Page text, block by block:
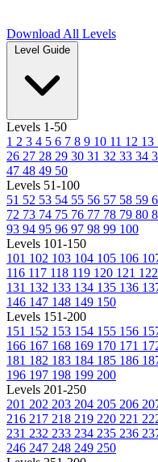
Download All Levels
Level Guide
Levels 1-50
1 2 3 4 5 6 7 8 9 10 11 12 13
26 27 28 29 30 31 32 33 34
47 48 49 50
Levels 51-100
51 52 53 54 55 56 57 58 59
72 73 74 75 76 77 78 79 80
93 94 95 96 97 98 99 100
Levels 101-150
101 102 103 104 105 106
116 117 118 119 120 121 122
131 132 133 134 135 136
146 147 148 149 150
Levels 151-200
151 152 153 154 155 156
166 167 168 169 170 171
181 182 183 184 185 186
196 197 198 199 200
Levels 201-250
201 202 203 204 205 206
216 217 218 219 220 221
231 232 233 234 235 236
246 247 248 249 250